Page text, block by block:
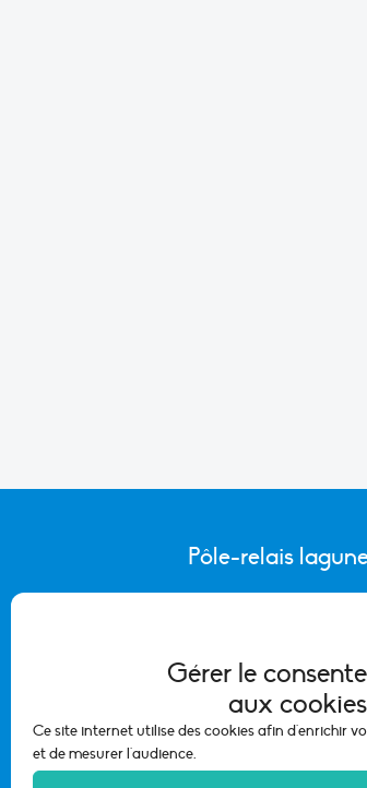
Gérer le
aux cookies
Ce site internet utilise des cookies afin d'enrichir
et de mesurer l'audience.
Pôle-relais
CONTACTER L’ÉQUIPE